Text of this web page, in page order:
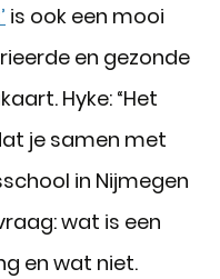
is ook een mooi
en gezonde
Hyke: “Het
je samen met
in Nijmegen
wat is een
en wat niet.